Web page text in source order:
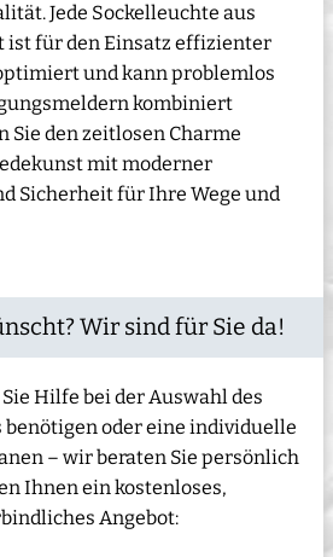
Jede Sockelleuchte aus
ist für den Einsatz effizienter
und kann problemlos
kombiniert
Sie den zeitlosen Charme
mit moderner
Sicherheit für Ihre Wege und
Wir sind für Sie da!
Hilfe bei der Auswahl des
benötigen oder eine individuelle
– wir beraten Sie persönlich
Ihnen ein kostenloses,
Angebot: